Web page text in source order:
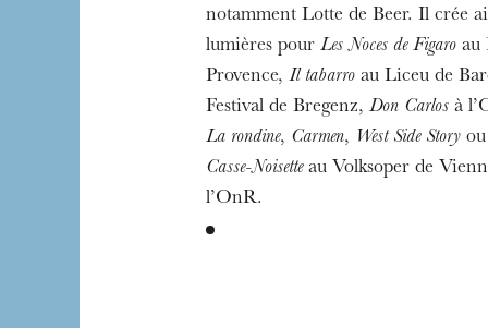
notamment Lotte de Beer. Il crée
lumières pour Les Noces de Figaroau
Provence, Il tabarroau Liceu de
Festival de Bregenz,Don Carlosà
La rondine, Carmen, West Side Storyou
Casse-Noisetteau Volksoper de
l’OnR.